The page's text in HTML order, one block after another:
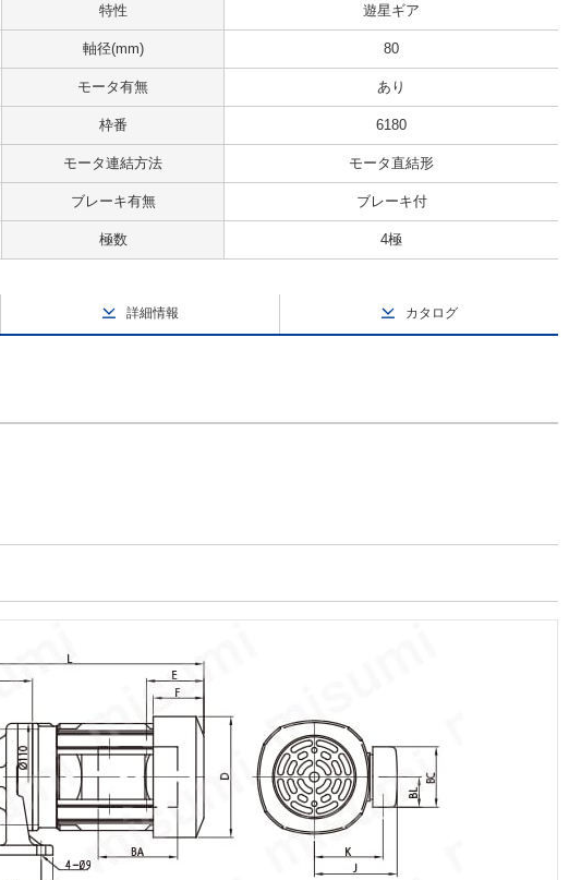
特性 遊星ギア
軸径(mm) 80
モータ有無 あり
枠番 6180
モータ連結方法 モータ直結形
ブレーキ有無 ブレーキ付
極数 4極
詳細情報 カタログ